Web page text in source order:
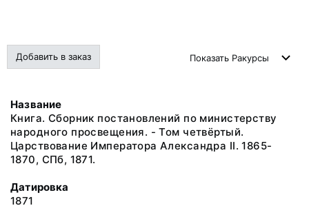
Добавить в заказ Показать Ракурсы
Название
Книга. Сборник постановлений по министерству
народного просвещения. - Том четвёртый.
Царствование Императора Александра II. 1865-
1870, СПб, 1871.
Датировка
1871